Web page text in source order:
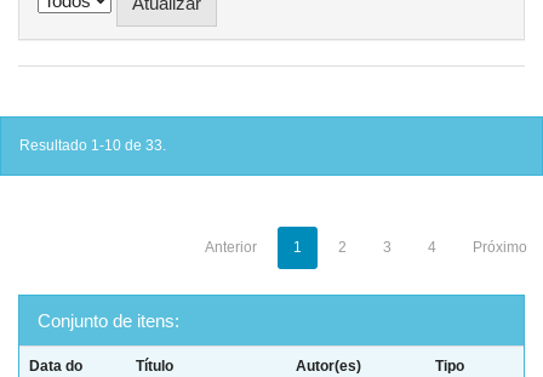
Resultado 1-10 de 33.
Anterior 1 2 3 4 Próximo
Conjunto de itens:
Data do
Título Autor(es) Tipo